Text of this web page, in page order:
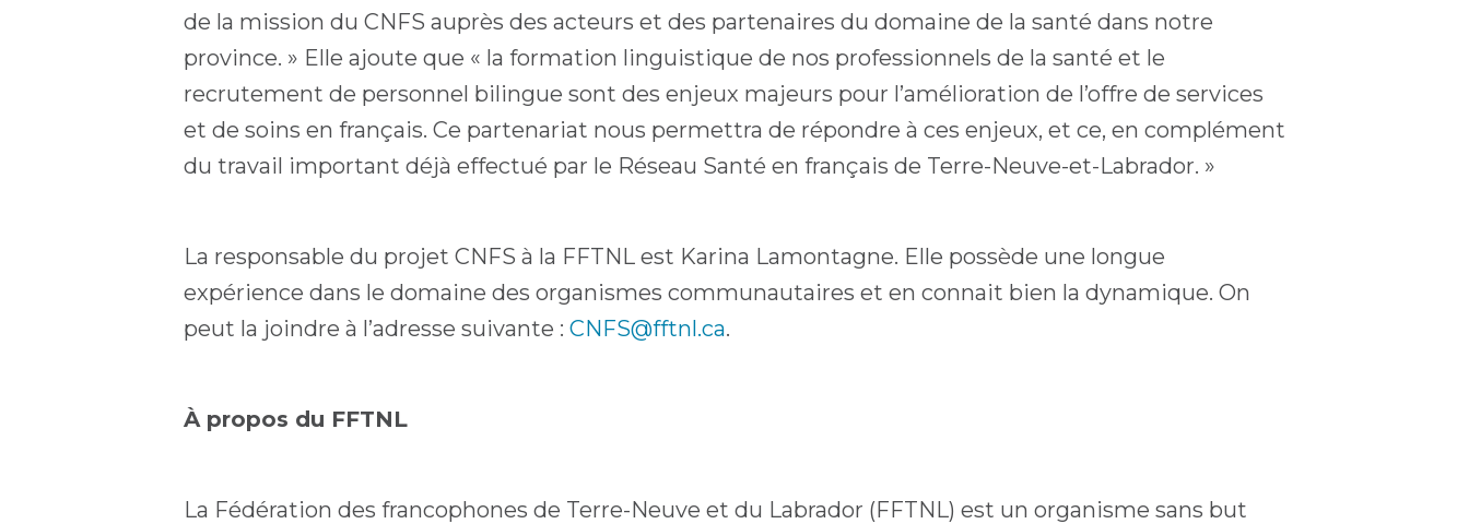
de la mission du CNFS auprès des acteurs et des partenaires du domaine de la santé dans notre
province. » Elle ajoute que « la formation linguistique de nos professionnels de la santé et le
recrutement de personnel bilingue sont des enjeux majeurs pour l’amélioration de l’offre de services
et de soins en français. Ce partenariat nous permettra de répondre à ces enjeux, et ce, en complément
du travail important déjà effectué par le Réseau Santé en français de Terre-Neuve-et-Labrador. »
La responsable du projet CNFS à la FFTNL est Karina Lamontagne. Elle possède une longue
expérience dans le domaine des organismes communautaires et en connait bien la dynamique. On
peut la joindre à l’adresse suivante : CNFS@fftnl.ca.
À propos du FFTNL
La Fédération des francophones de Terre-Neuve et du Labrador (FFTNL) est un organisme sans but